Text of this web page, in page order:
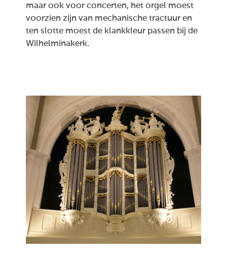
maar ook voor concerten, het orgel moest
voorzien zijn van mechanische tractuur en
ten slotte moest de klankkleur passen bij de
Wilhelminakerk.